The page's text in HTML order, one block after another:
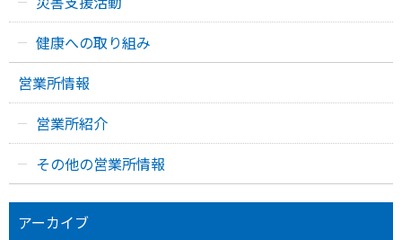
健康への取り組み
営業所情報
営業所紹介
その他の営業所情報
アーカイブ